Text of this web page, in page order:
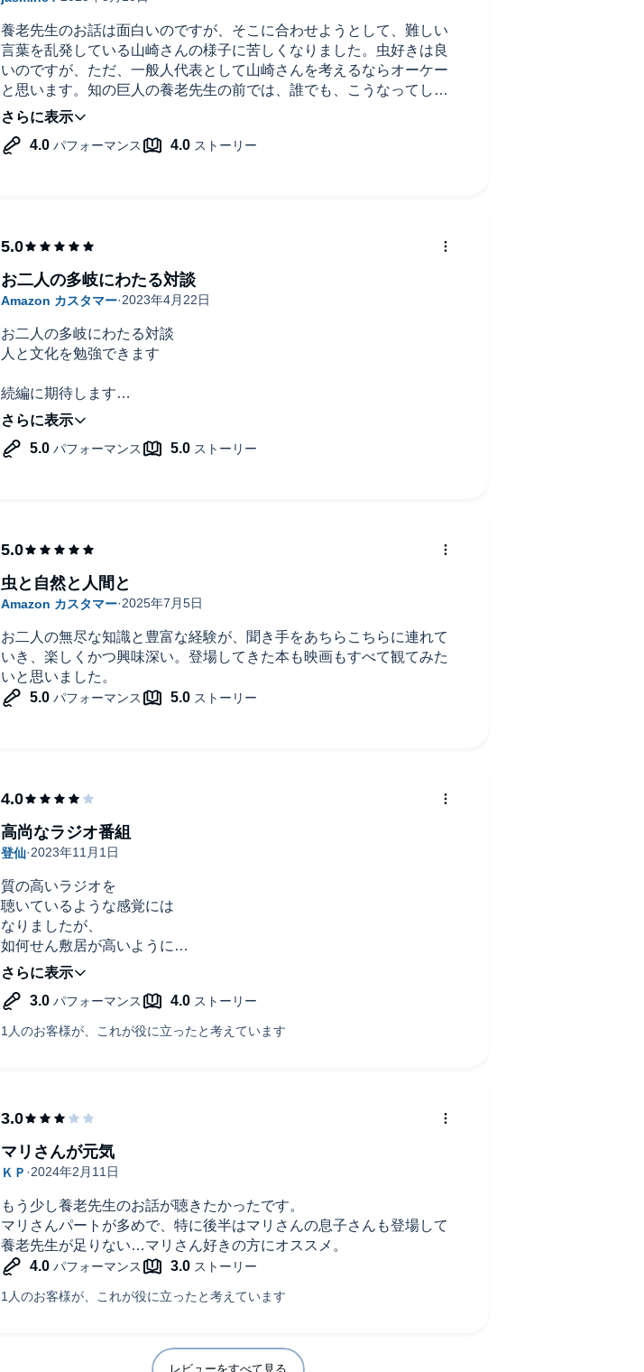
養老先生のお話は面白いのですが、そこに合わせようとして、難しい
言葉を乱発している山崎さんの様子に苦しくなりました。虫好きは良
いのですが、ただ、一般人代表として山崎さんを考えるならオーケー
と思います。知の巨人の養老先生の前では、誰でも、こうなってしま
うのでしょう。
お二人の多岐にわたる対談
人と文化を勉強できます
続編に期待します
新たな情報が増えた今を
お二人の多岐にわたる対談
お二人の無尽な知識と豊富な経験が、聞き手をあちらこちらに連れて
いき、楽しくかつ興味深い。登場してきた本も映画もすべて観てみた
いと思いました。
虫と自然と人間と
質の高いラジオを
聴いているような感覚には
なりましたが、
如何せん敷居が高いようには
感じました。
それが悪いことだとも
思わないですが、
有益なものを得たとも
高尚なラジオ番組
もう少し養老先生のお話が聴きたかったです。
マリさんパートが多めで、特に後半はマリさんの息子さんも登場して
養老先生が足りない…マリさん好きの方にオススメ。
マリさんが元気
レビューをすべて見る